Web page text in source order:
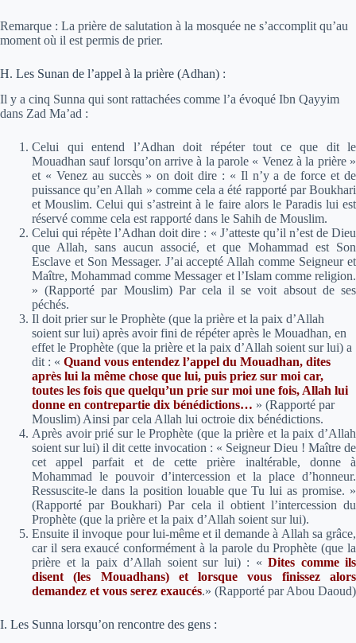
Remarque : La prière de salutation à la mosquée ne s’accomplit qu’au
moment où il est permis de prier.
H. Les Sunan de l’appel à la prière (Adhan) :
Il y a cinq Sunna qui sont rattachées comme l’a évoqué Ibn Qayyim
dans Zad Ma’ad :
Celui qui entend l’Adhan doit répéter tout ce que dit le
Mouadhan sauf lorsqu’on arrive à la parole « Venez à la prière »
et « Venez au succès » on doit dire : « Il n’y a de force et de
puissance qu’en Allah » comme cela a été rapporté par Boukhari
et Mouslim. Celui qui s’astreint à le faire alors le Paradis lui est
réservé comme cela est rapporté dans le Sahih de Mouslim.
Celui qui répète l’Adhan doit dire : « J’atteste qu’il n’est de Dieu
que Allah, sans aucun associé, et que Mohammad est Son
Esclave et Son Messager. J’ai accepté Allah comme Seigneur et
Maître, Mohammad comme Messager et l’Islam comme religion.
» (Rapporté par Mouslim) Par cela il se voit absout de ses
péchés.
Il doit prier sur le Prophète (que la prière et la paix d’Allah
soient sur lui) après avoir fini de répéter après le Mouadhan, en
effet le Prophète (que la prière et la paix d’Allah soient sur lui) a
dit : « Quand vous entendez l’appel du Mouadhan, dites
après lui la même chose que lui, puis priez sur moi car,
toutes les fois que quelqu’un prie sur moi une fois, Allah lui
donne en contrepartie dix bénédictions… » (Rapporté par
Mouslim) Ainsi par cela Allah lui octroie dix bénédictions.
Après avoir prié sur le Prophète (que la prière et la paix d’Allah
soient sur lui) il dit cette invocation : « Seigneur Dieu ! Maître de
cet appel parfait et de cette prière inaltérable, donne à
Mohammad le pouvoir d’intercession et la place d’honneur.
Ressuscite-le dans la position louable que Tu lui as promise. »
(Rapporté par Boukhari) Par cela il obtient l’intercession du
Prophète (que la prière et la paix d’Allah soient sur lui).
Ensuite il invoque pour lui-même et il demande à Allah sa grâce,
car il sera exaucé conformément à la parole du Prophète (que la
prière et la paix d’Allah soient sur lui) : « Dites comme ils
disent (les Mouadhans) et lorsque vous finissez alors
demandez et vous serez exaucés.» (Rapporté par Abou Daoud)
I. Les Sunna lorsqu’on rencontre des gens :